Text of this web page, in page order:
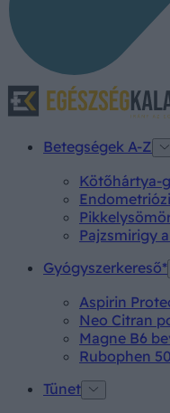
Betegségek A-Z
Kötőhártya-
Pajzsmirigy
Gyógyszerkereső*
Aspirin
Neo Citran
Magne B6
Rubophen
Tünet